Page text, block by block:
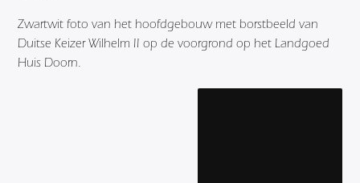
Zwartwit foto van het hoofdgebouw met borstbeeld van
Duitse Keizer Wilhelm II op de voorgrond op het Landgoed
Huis Doorn.